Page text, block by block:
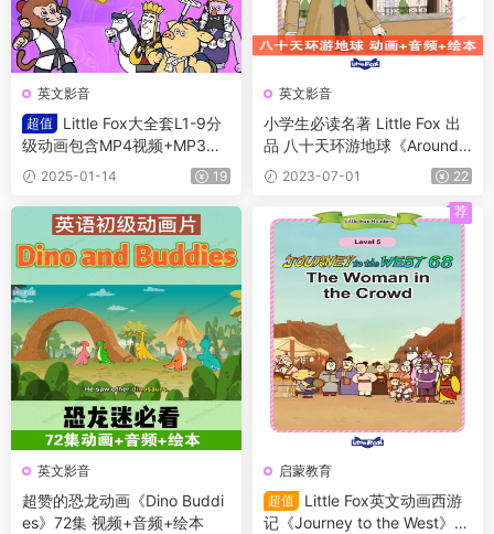
英文影音
超值
Little Fox大全套L1-9分
级动画包含MP4视频+MP3
+原文/绘本 适合各阶段英语学
习
2025-01-14 19
英文影音
小学生必读名著 Little Fox 出
品 八十天环游地球《Around t
he World in 80 Days》动画版
+音频+绘本
2023-07-01 22
英文影音
超赞的恐龙动画《Dino Buddi
es》72集 视频+音频+绘本
启蒙教育
超值
Little Fox英文动画西游
记《Journey to the West》10
荐